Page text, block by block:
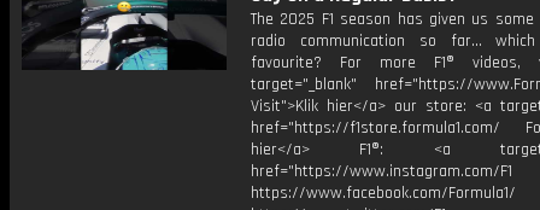
The 2025 F1 season has given us some
radio communication so far...
favourite? For more F1® videos,
target="_blank" href="https://
Visit">Klik hier</a> our store: <a
href="https://f1store.formula1.com/
hier</a> F1®: <a
href="https://www.instagram.com/F1
https://www.facebook.com/Formula1/